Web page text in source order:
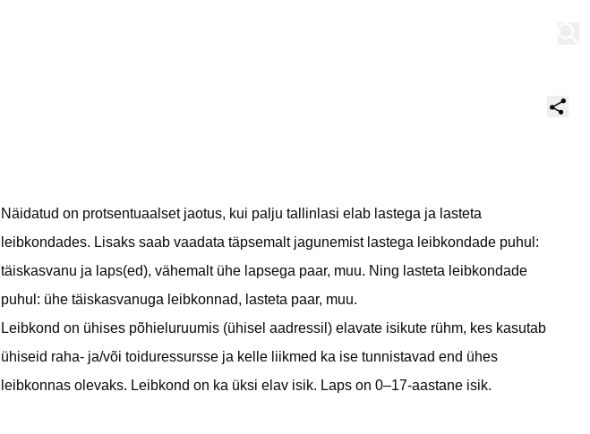
Näidatud on protsentuaalset jaotus, kui palju tallinlasi elab lastega ja lasteta
leibkondades. Lisaks saab vaadata täpsemalt jagunemist lastega leibkondade puhul:
täiskasvanu ja laps(ed), vähemalt ühe lapsega paar, muu. Ning lasteta leibkondade
puhul: ühe täiskasvanuga leibkonnad, lasteta paar, muu.
Leibkond on ühises põhieluruumis (ühisel aadressil) elavate isikute rühm, kes kasutab
ühiseid raha- ja/või toiduressursse ja kelle liikmed ka ise tunnistavad end ühes
leibkonnas olevaks. Leibkond on ka üksi elav isik. Laps on 0–17-aastane isik.